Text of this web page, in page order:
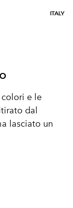
ITALY
e le
dal
lasciato un